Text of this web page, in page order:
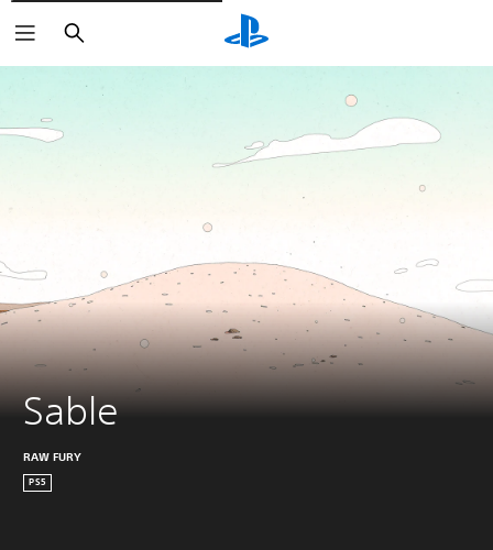
Zoeken
Sable
RAW FURY
PS5